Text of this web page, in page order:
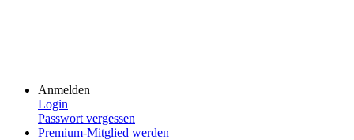
Anmelden
Login
Passwort vergessen
Premium-Mitglied werden